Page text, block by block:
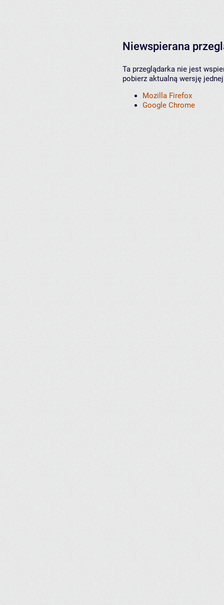
Niewspierana
Ta przeglądarka nie jest
pobierz aktualną wersję
Mozilla Firefox
Google Chrome